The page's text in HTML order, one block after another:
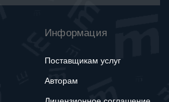
Информация
Поставщикам услуг
Авторам